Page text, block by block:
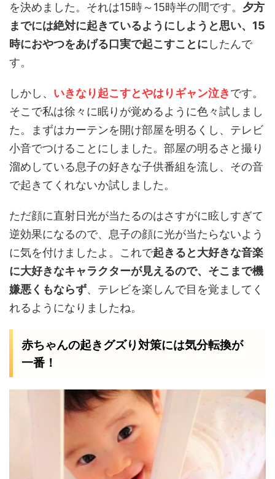
を決めました。それは15時～15時半の間です。 夕方
までには絶対に起きているようにしようと思い、15
時におやつをあげる口実で起こすことに したんで
す。
しかし、 いきなり起こすとやはりギャン泣きです。
そこで私は徐々に眠りが覚めるように色々試しまし
た。まずはカーテンを開け部屋を明るくし、テレビ
小音でつけることにしました。部屋の明るさと撮り
溜めしている息子の好きな子供番組を流し、その音
で起きてくれないか試しました。
ただ顔に直射日光が当たるのはさすがに眩しすぎて
逆効果になるので、息子の顔に光が当たらないよう
に気を付けましたよ。これで起きると大好きな音楽
に大好きなキャラクターが見えるので、そこまで機
嫌悪くもならず、テレビを楽しんで目を覚ましてく
れるようになりましたね。
赤ちゃんの起きグズり対策には気分転換が
一番！